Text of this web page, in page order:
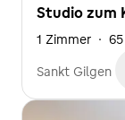
Studio zum
1 Zimmer ·
Sankt Gilgen